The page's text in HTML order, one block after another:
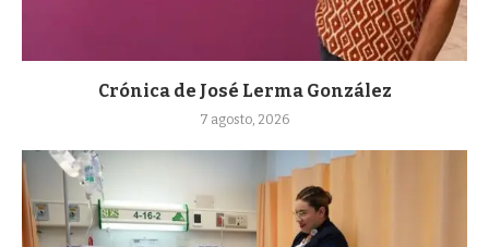
Crónica de José Lerma González
7 agosto, 2026